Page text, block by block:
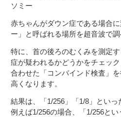
ソミー
赤ちゃんがダウン症である場合
ー」と呼ばれる場所を超音波で
特に、首の後ろのむくみを測定
症が疑われるかどうかをチェッ
合わせた「コンバインド検査」
高くなります。
結果は、「1/256」「1/8」といっ
例えば1/256の場合、「1/256と